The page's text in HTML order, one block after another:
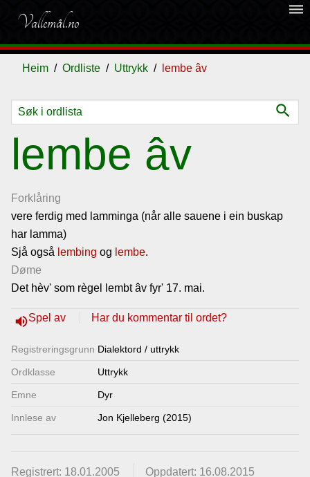
Vallemål.no
dehaze
Heim Ordliste Uttrykk lembe âv
search
lembe âv
Forklåring
vere ferdig med lamminga (når alle sauene i ein buskap
har lamma)
Sjå også lembing og lembe.
Døme
Det hèv' som règel lembt âv fyr' 17. mai.
volume_upSpel av Har du kommentar til ordet?
Registrerings­grunn Dialektord / uttrykk
Ordklasse Uttrykk
Emne Dyr
Innlese av Jon Kjelleberg (2015)
Registrert: 18.01.2005
Oppdatert: 16.08.2015
Ordliste
Om
vallemålet
Gjestebok
Nyhende
Lenkjer
Kontakt
oss